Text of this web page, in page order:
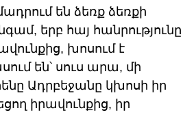
են ձեռք ձեռքի
երբ հայ հանրությունը
խոսում է
են՝ սուս արա, մի
Ադրբեջանը կխոսի իր
իրավունքից, իր